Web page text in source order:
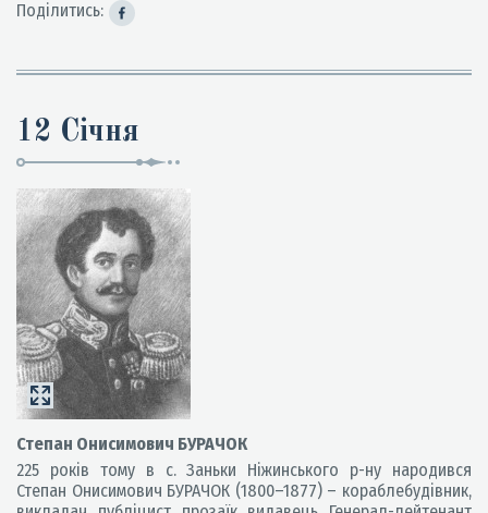
Поділитись:
12 Січня
Степан Онисимович БУРАЧОК
225 років тому в с. Заньки Ніжинського р-ну народився
Степан Онисимович БУРАЧОК (1800–1877) – кораблебудівник,